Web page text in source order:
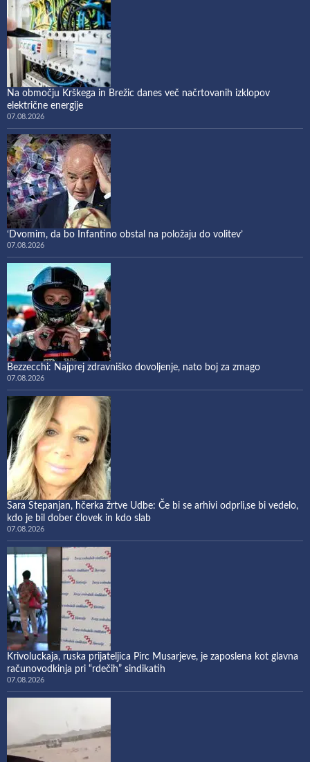
Na območju Krškega in Brežic danes več načrtovanih izklopov
električne energije
07.08.2026
‘Dvomim, da bo Infantino obstal na položaju do volitev’
07.08.2026
Bezzecchi: Najprej zdravniško dovoljenje, nato boj za zmago
07.08.2026
Sara Stepanjan, hčerka žrtve Udbe: Če bi se arhivi odprli,se bi vedelo,
kdo je bil dober človek in kdo slab
07.08.2026
Krivoluckaja, ruska prijateljica Pirc Musarjeve, je zaposlena kot glavna
računovodkinja pri “rdečih” sindikatih
07.08.2026